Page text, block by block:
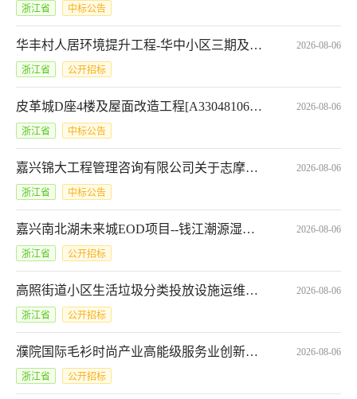
浙江省 中标公告
华丰村人居环境提升工程-华中小区三期及延伸段改造项目开标结果公示 2026-08-06
浙江省 公开招标
皮革城D座4楼及屋面改造工程[A3304810620101087002001]合同公告 2026-08-06
浙江省 中标公告
嘉兴锦大工程管理咨询有限公司关于志摩故里NPC采购服务项目中标(成交)结果公告 2026-08-06
浙江省 中标公告
嘉兴南北湖未来城EOD项目--钱江潮源湿地项目三期工程开标结果公示 2026-08-06
浙江省 公开招标
高照街道小区生活垃圾分类投放设施运维服务（第三次招标） 2026-08-06
浙江省 公开招标
濮院国际毛衫时尚产业高能级服务业创新发展区国际毛衫数字贸易核心区项目一期——创意街区项目(暂名)设计开标结果公示 2026-08-06
浙江省 公开招标